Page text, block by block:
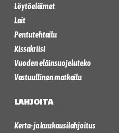
Löytöeläimet
Lait
Pentutehtailu
Kissakriisi
Vuoden eläinsuojeluteko
Vastuullinen matkailu
LAHJOITA
Kerta- ja kuukausilahjoitus